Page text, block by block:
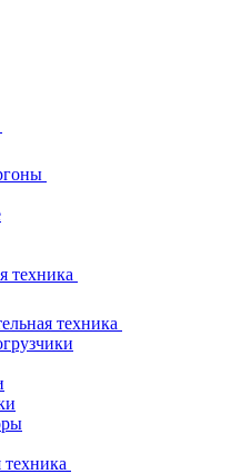
техника
техника
техника